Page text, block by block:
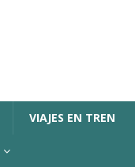
VIAJES EN TREN